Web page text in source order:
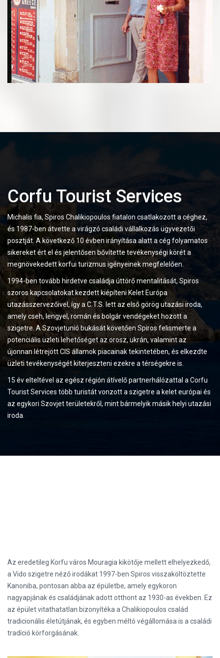
Corfu Tourist Services
Michalis fia, Spiros Chalikiopoulos fiatalon csatlakozott a céghez,
és 1987-ben átvette a virágzó családi vállalkozás ügyvezetői
posztját. A következő 10 évben irányítása alatt a cég folyamatos
sikereket ért el és jelentősen bővítette tevékenységi körét a
megnövekedett korfui turizmus igényeinek megfelelően.
1994-ben tovább hirdetve családja úttörő mentalitását, Spiros
szoros kapcsolatokat kezdett kiépíteni Kelet Európa
utazásszervezőivel, így a C.T.S. lett az első görög utazási iroda,
amely cseh, lengyel, román és bolgár vendégeket hozott a
szigetre. A Szovjetunió bukását követően Spiros felismerte a
potenciális üzleti lehetőséget az orosz, ukrán, valamint az
újonnan létrejött CIS államok piacainak tekintetében, és elkezdte
üzleti tevékenységét kiterjeszteni ezekre a térségekre is.
15 év elteltével az egész régión átívelő partnerhálózattal a Corfu
Tourist Services több turistát vonzott a szigetre a kelet európai és
az egykori Szovjet területekről, mint bármelyik másik helyi utazási
iroda.
Az eredetileg Korfu város Mouragia kikötője mellett elhelyezkedő,
a Vido szigetre néző irodákat 1997-ben Spiros visszaköltöztette
Kanoniba, pontosan abba az épületbe, amely egykoron
nagyapjának és családjának adott otthont az 1930-as években. Ez
az épület vitathatatlan bizonyítéka a Chalikiopoulos család
tradicionális életútjának, és egyben méltó végállomása is a családi
tradíció körforgásának.